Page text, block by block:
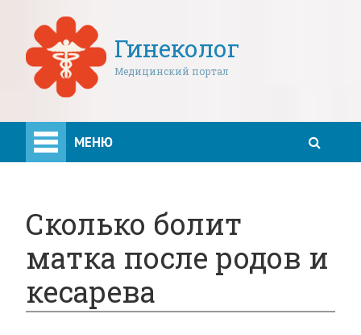
Гинеколог
Медицинский портал
МЕНЮ
Сколько болит
матка после родов и
кесарева